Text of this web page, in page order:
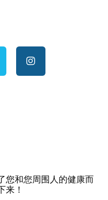
您和您周围人的健康而
来！